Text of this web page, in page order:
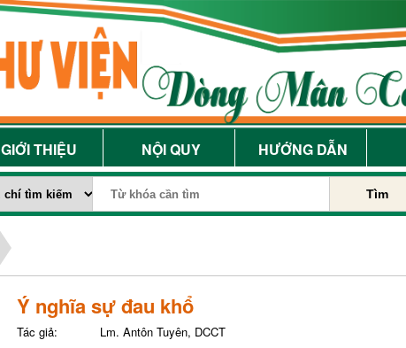
GIỚI THIỆU NỘI QUY HƯỚNG DẪN
Tìm
Ý nghĩa sự đau khổ
Tác giả:
Lm. Antôn Tuyên, DCCT